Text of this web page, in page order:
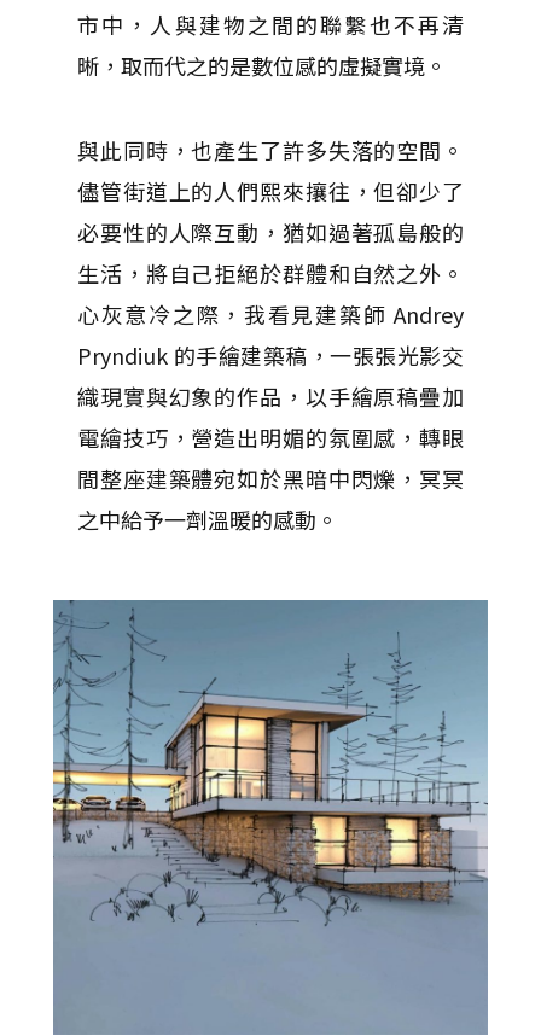
市中，人與建物之間的聯繫也不再清
晰，取而代之的是數位感的虛擬實境。
與此同時，也產生了許多失落的空間。
儘管街道上的人們熙來攘往，但卻少了
必要性的人際互動，猶如過著孤島般的
生活，將自己拒絕於群體和自然之外。
心灰意冷之際，我看見建築師 Andrey
Pryndiuk 的手繪建築稿，一張張光影交
織現實與幻象的作品，以手繪原稿疊加
電繪技巧，營造出明媚的氛圍感，轉眼
間整座建築體宛如於黑暗中閃爍，冥冥
之中給予一劑溫暖的感動。